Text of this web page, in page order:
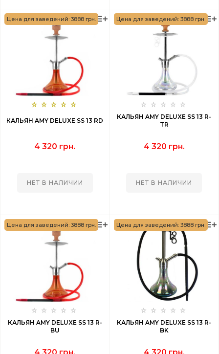
Цена для заведений: 3888 грн.
КАЛЬЯН AMY DELUXE SS 13 RD
4 320 грн.
НЕТ В НАЛИЧИИ
Цена для заведений: 3888 грн.
КАЛЬЯН AMY DELUXE SS 13 R-
TR
4 320 грн.
НЕТ В НАЛИЧИИ
Цена для заведений: 3888 грн.
КАЛЬЯН AMY DELUXE SS 13 R-
BU
Цена для заведений: 3888 грн.
КАЛЬЯН AMY DELUXE SS 13 R-
BK